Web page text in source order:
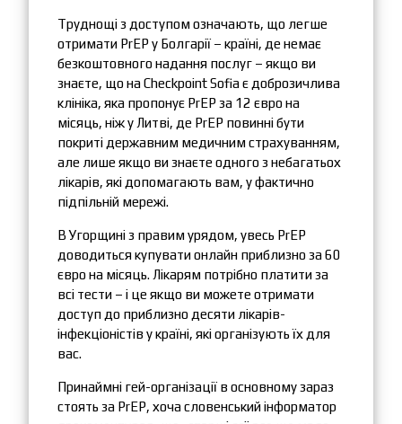
Труднощі з доступом означають, що легше
отримати PrEP у Болгарії – країні, де немає
безкоштовного надання послуг – якщо ви
знаєте, що на Checkpoint Sofia є доброзичлива
клініка, яка пропонує PrEP за 12 євро на
місяць, ніж у Литві, де PrEP повинні бути
покриті державним медичним страхуванням,
але лише якщо ви знаєте одного з небагатьох
лікарів, які допомагають вам, у фактично
підпільній мережі.
В Угорщині з правим урядом, увесь PrEP
доводиться купувати онлайн приблизно за 60
євро на місяць. Лікарям потрібно платити за
всі тести – і це якщо ви можете отримати
доступ до приблизно десяти лікарів-
інфекціоністів у країні, які організують їх для
вас.
Принаймні гей-організації в основному зараз
стоять за PrEP, хоча словенський інформатор